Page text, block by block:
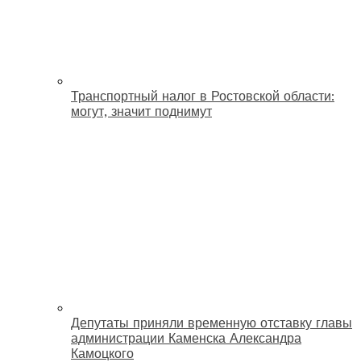
Транспортный налог в Ростовской области:
могут, значит поднимут
Депутаты приняли временную отставку главы
администрации Каменска Александра
Камоцкого